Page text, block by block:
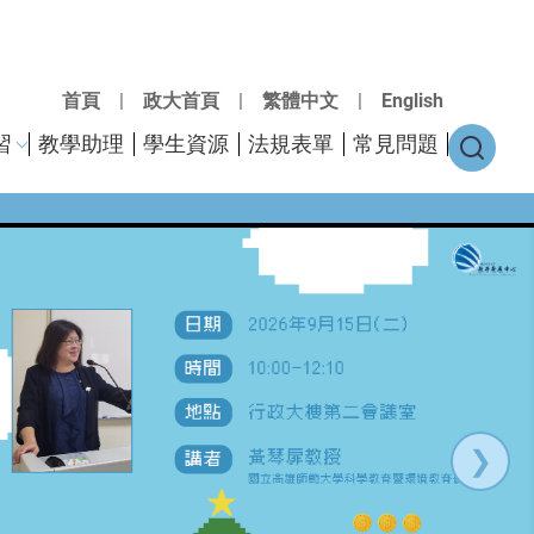
首頁 | 政大首頁 | 繁體中文 | English
教學助理 學生資源 法規表單 常見問題
❯